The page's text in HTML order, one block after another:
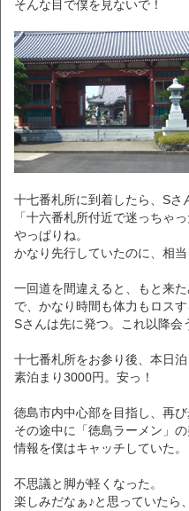
そんな目で僕を見ないで！
十七番札所に到着したら、Sさ
「十六番札所付近で迷っちゃっ
やっぱりね。
かなり先行していたのに、相
一回道を間違えると、もと来
で、かなり時間も体力もロスす
Sさんは先に発つ。これ以降会
十七番札所をお参り後、本日泊
素泊まり3000円。安っ！
徳島市内中心部を目指し、再び
その途中に「徳島ラーメン」
情報を僕はキャッチしていた。
不思議と脚が軽くなった。
楽しみだなぁ♪と思っていたら